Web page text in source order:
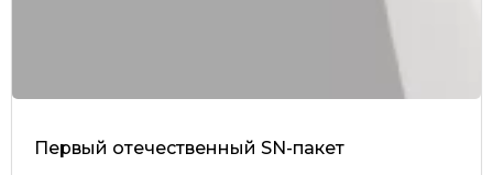
Первый отечественный SN-пакет